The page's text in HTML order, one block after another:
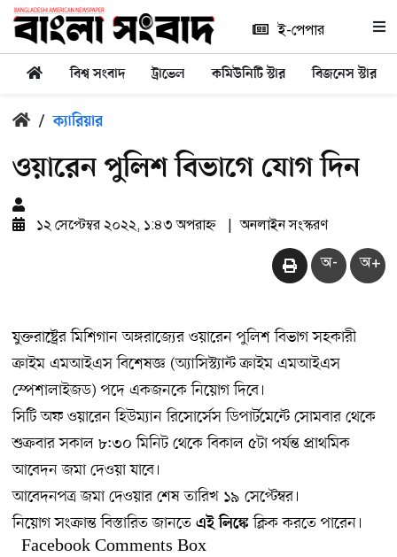
ই-পেপার
বিশ্ব সংবাদ ট্রাভেল কমিউনিটি স্টার বিজনেস স্টার
/ ক্যারিয়ার
ওয়ারেন পুলিশ বিভাগে যোগ দিন
১২ সেপ্টেম্বর ২০২২, ১:৪৩ অপরাহ্ন অনলাইন সংস্করণ
অ- অ+
যুক্তরাষ্ট্রের মিশিগান অঙ্গরাজ্যের ওয়ারেন পুলিশ বিভাগ সহকারী
ক্রাইম এমআইএস বিশেষজ্ঞ (অ্যাসিস্ট্যান্ট ক্রাইম এমআইএস
স্পেশালাইজড) পদে একজনকে নিয়োগ দিবে।
সিটি অফ ওয়ারেন হিউম্যান রিসোর্সেস ডিপার্টমেন্টে সোমবার থেকে
শুক্রবার সকাল ৮:৩০ মিনিট থেকে বিকাল ৫টা পর্যন্ত প্রাথমিক
আবেদন জমা দেওয়া যাবে।
আবেদনপত্র জমা দেওয়ার শেষ তারিখ ১৯ সেপ্টেম্বর।
নিয়োগ সংক্রান্ত বিস্তারিত জানতে এই লিঙ্কেক্লিক করতে পারেন।
Facebook Comments Box